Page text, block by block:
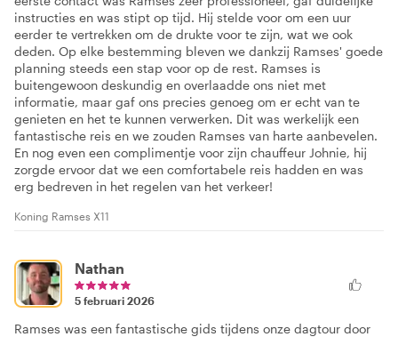
instructies en was stipt op tijd. Hij stelde voor om een uur
eerder te vertrekken om de drukte voor te zijn, wat we ook
deden. Op elke bestemming bleven we dankzij Ramses' goede
planning steeds een stap voor op de rest. Ramses is
buitengewoon deskundig en overlaadde ons niet met
informatie, maar gaf ons precies genoeg om er echt van te
genieten en het te kunnen verwerken. Dit was werkelijk een
fantastische reis en we zouden Ramses van harte aanbevelen.
En nog even een complimentje voor zijn chauffeur Johnie, hij
zorgde ervoor dat we een comfortabele reis hadden en was
erg bedreven in het regelen van het verkeer!
Koning Ramses X11
Nathan
5 februari 2026
Ramses was een fantastische gids tijdens onze dagtour door